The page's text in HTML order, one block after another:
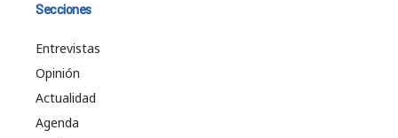
Secciones
Entrevistas
Opinión
Actualidad
Agenda